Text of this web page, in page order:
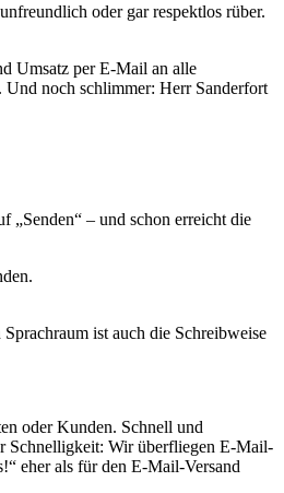
oder gar respektlos rüber.
Umsatz per E-Mail an alle
noch schlimmer: Herr Sanderfort
„Senden“ – und schon erreicht die
ist auch die Schreibweise
oder Kunden. Schnell und
Schnelligkeit: Wir überfliegen E-Mail-
eher als für den E-Mail-Versand